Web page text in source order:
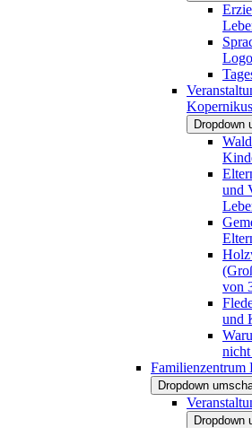
Dropdown
und
von
und
Familienzentrum
Dropdown
Dropdown